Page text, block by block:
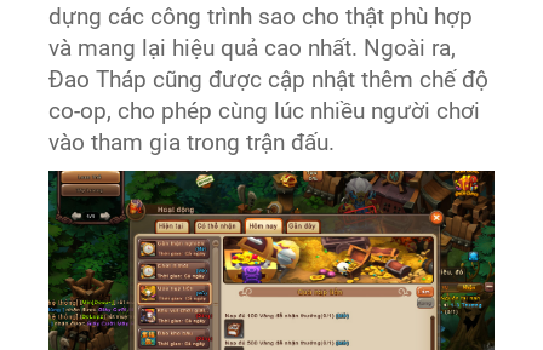
dựng các công trình sao cho thật phù hợp
và mang lại hiệu quả cao nhất. Ngoài ra,
Đao Tháp cũng được cập nhật thêm chế độ
co-op, cho phép cùng lúc nhiều người chơi
vào tham gia trong trận đấu.